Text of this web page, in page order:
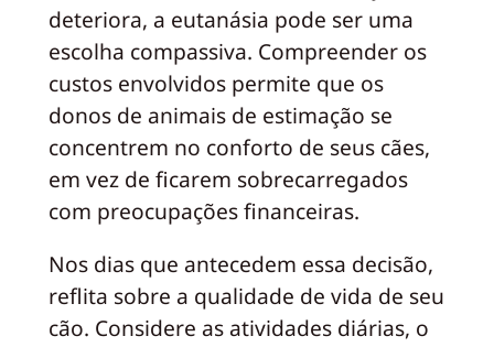
deteriora, a eutanásia pode ser uma
escolha compassiva. Compreender os
custos envolvidos permite que os
donos de animais de estimação se
concentrem no conforto de seus cães,
em vez de ficarem sobrecarregados
com preocupações financeiras.
Nos dias que antecedem essa decisão,
reflita sobre a qualidade de vida de seu
cão. Considere as atividades diárias, o